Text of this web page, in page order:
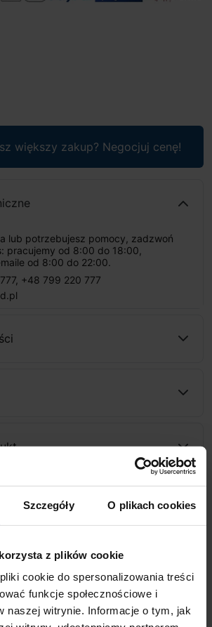
Szczegóły O plikach cookies
z plików cookie
cookie do spersonalizowania treści
funkcje społecznościowe i
naszej witrynie. Informacje o tym, jak
większy zakup? Negocjuj cenę!
lub potrzebujesz pomocy, zadzwoń
pracujemy od 8:00 do 18:00,
od 8:00 do 22:00.
, +48 799 220 777
909A-G05X1A-01, 909A-G05X1A-
i nowoczesna lampa podłogowa
lub hotelu marki EXO, należącej do
NOVOLUX. Lampa wykonana